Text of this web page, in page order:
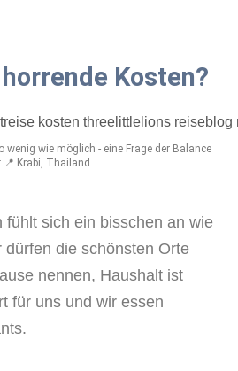
Kosten?
wenig wie möglich - eine Frage der Balance
📍 Krabi, Thailand
fühlt sich ein bisschen an wie
dürfen die schönsten Orte
nennen, Haushalt ist
für uns und wir essen